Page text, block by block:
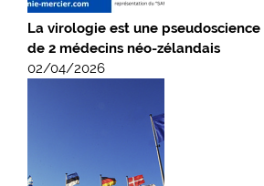
La virologie est une
de 2 médecins néo-zélandais
02/04/2026